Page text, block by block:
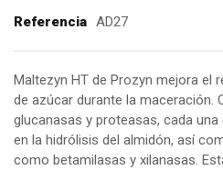
Referencia AD27
Maltezyn HT de Prozyn mejora el
de azúcar durante la maceración.
glucanasas y proteasas, cada
en la hidrólisis del almidón, así
como betamilasas y xilanasas.